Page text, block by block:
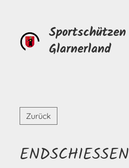
Sportschützen
Glarnerland
Zurück
ENDSCHIESSEN